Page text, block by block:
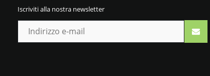
Iscriviti alla nostra newsletter